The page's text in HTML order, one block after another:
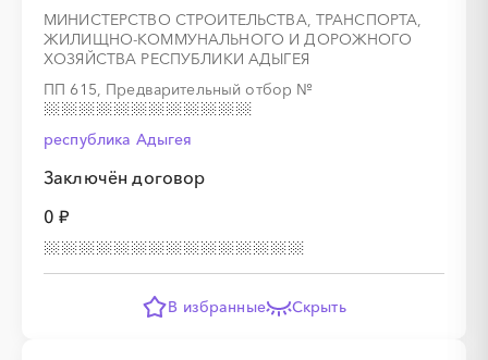
МИНИСТЕРСТВО СТРОИТЕЛЬСТВА, ТРАНСПОРТА,
ЖИЛИЩНО-КОММУНАЛЬНОГО И ДОРОЖНОГО
ХОЗЯЙСТВА РЕСПУБЛИКИ АДЫГЕЯ
ПП 615, Предварительный отбор №
республика Адыгея
Заключён договор
0 ₽
В избранные Скрыть